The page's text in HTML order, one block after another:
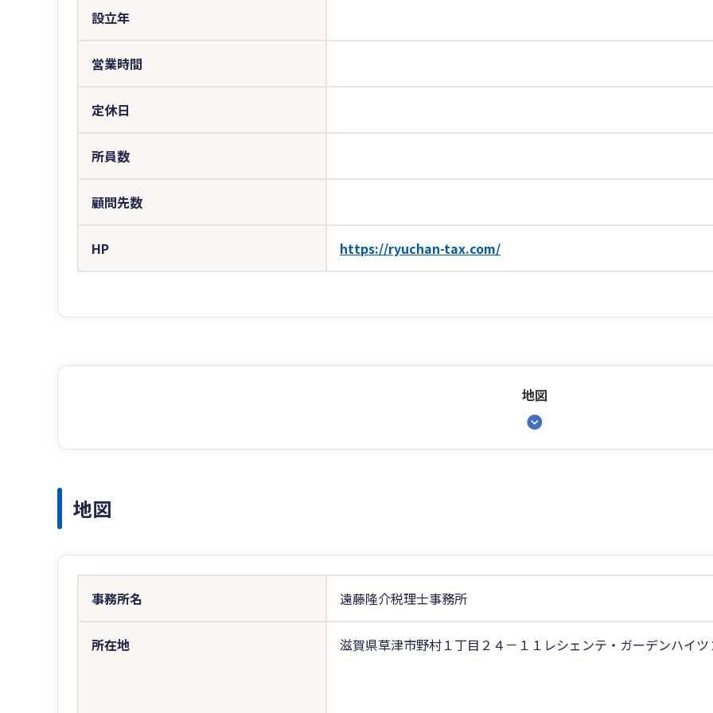
設立年
営業時間
定休日
所員数
顧問先数
HP https://ryuchan-tax.com/
地図
地図
事務所名 遠藤隆介税理士事務所
所在地 滋賀県草津市野村１丁目２４－１１レシェンテ・ガーデンハイツ